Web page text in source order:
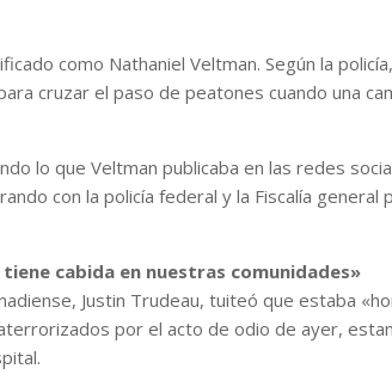
como Nathaniel Veltman. Según la
cruzar el paso de peatones cuando una
lo que Veltman publicaba en las redes
con la policía federal y la Fiscalía
cabida en nuestras comunidades»
Justin Trudeau, tuiteó que estaba
por el acto de odio de ayer,